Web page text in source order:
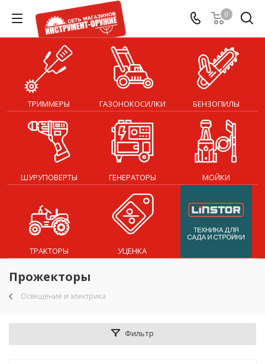
0
ТРИММЕРЫ ГАЗОНОКОСИЛКИ БЕНЗОПИЛЫ
ШУРУПОВЕРТЫ ГЕНЕРАТОРЫ МОЙКИ
ТРАКТОРЫ УЦЕНКА
Прожекторы
Освещение и электрика
Фильтр